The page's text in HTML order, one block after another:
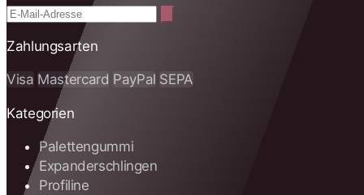
Zahlungsarten
Visa Mastercard PayPal SEPA
Kategorien
Palettengummi
Expanderschlingen
Profiline